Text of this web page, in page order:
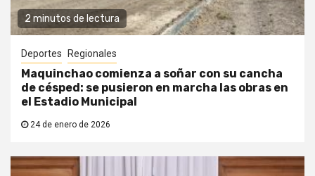
2 minutos de lectura
Deportes Regionales
Maquinchao comienza a soñar con su cancha
de césped: se pusieron en marcha las obras en
el Estadio Municipal
24 de enero de 2026